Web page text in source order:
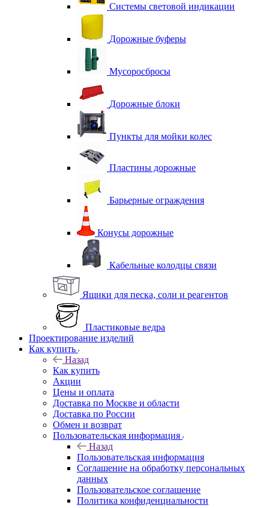
Системы световой индикации
Дорожные буферы
Мусоросбросы
Дорожные блоки
Пункты для мойки колес
Пластины дорожные
Барьерные ограждения
Конусы дорожные
Кабельные колодцы связи
Ящики для песка, соли и реагентов
Пластиковые ведра
Проектирование изделий
Как купить
Назад
Как купить
Акции
Цены и оплата
Доставка по Москве и области
Доставка по России
Обмен и возврат
Пользовательская информация
Назад
Пользовательская информация
Соглашение на обработку персональных
данных
Пользовательское соглашение
Политика конфиденциальности